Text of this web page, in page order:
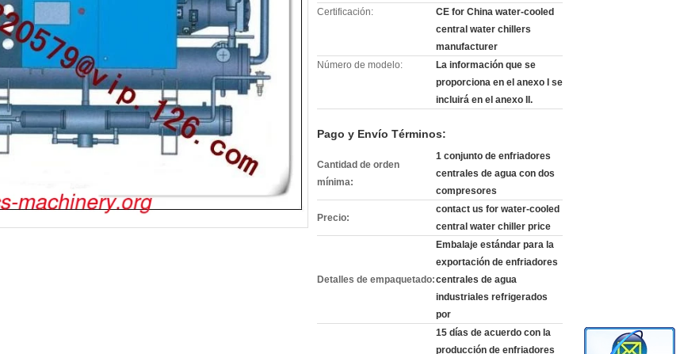
Certificación:
CE for China water-cooled
central water chillers
manufacturer
Número de modelo:
La información que se
proporciona en el anexo I se
incluirá en el anexo II.
Pago y Envío Términos:
Cantidad de orden
mínima:
1 conjunto de enfriadores
centrales de agua con dos
compresores
Precio:
contact us for water-cooled
central water chiller price
Detalles de empaquetado:
Embalaje estándar para la
exportación de enfriadores
centrales de agua
industriales refrigerados
por
15 días de acuerdo con la
producción de enfriadores